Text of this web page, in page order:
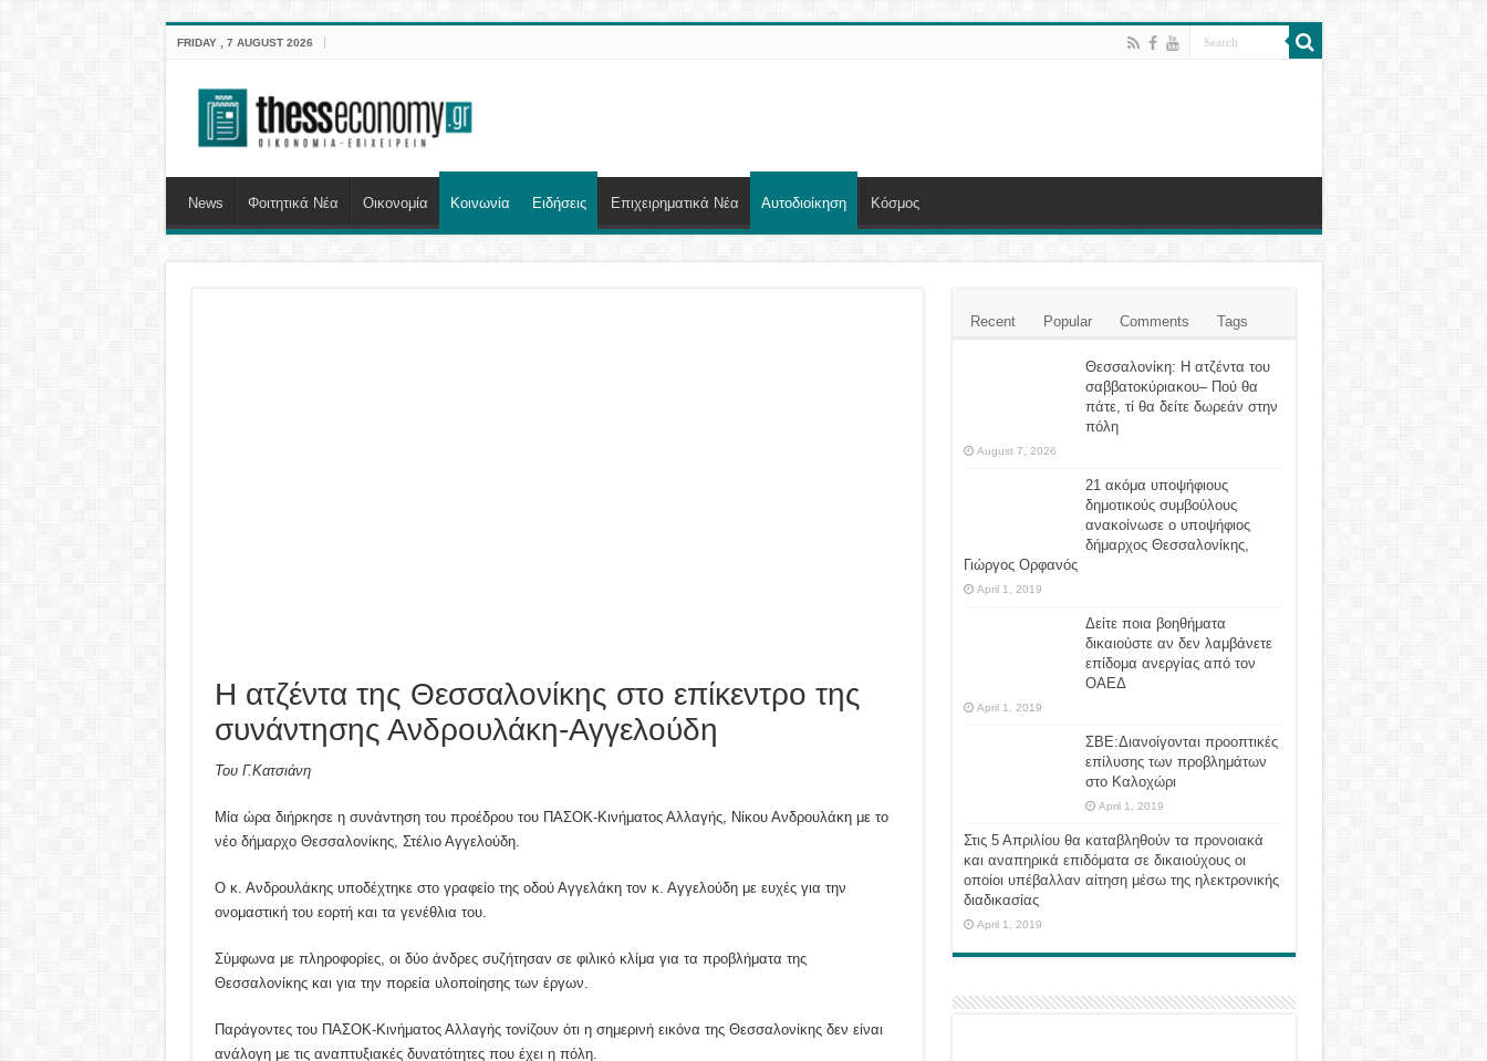
FRIDAY , 7 AUGUST 2026
News Φοιτητικά Νέα Οικονομία Κοινωνία Ειδήσεις Επιχειρηματικά Νέα Αυτοδιοίκηση Κόσμος
Η ατζέντα της Θεσσαλονίκης στο επίκεντρο της
συνάντησης Ανδρουλάκη-Αγγελούδη
Του Γ.Κατσιάνη
Μία ώρα διήρκησε η συνάντηση του προέδρου του ΠΑΣΟΚ-Κινήματος Αλλαγής, Νίκου Ανδρουλάκη με το
νέο δήμαρχο Θεσσαλονίκης, Στέλιο Αγγελούδη.
Ο κ. Ανδρουλάκης υποδέχτηκε στο γραφείο της οδού Αγγελάκη τον κ. Αγγελούδη με ευχές για την
ονομαστική του εορτή και τα γενέθλια του.
Σύμφωνα με πληροφορίες, οι δύο άνδρες συζήτησαν σε φιλικό κλίμα για τα προβλήματα της
Θεσσαλονίκης και για την πορεία υλοποίησης των έργων.
Παράγοντες του ΠΑΣΟΚ-Κινήματος Αλλαγής τονίζουν ότι η σημερινή εικόνα της Θεσσαλονίκης δεν είναι
ανάλογη με τις αναπτυξιακές δυνατότητες που έχει η πόλη.
Recent Popular Comments Tags
Θεσσαλονίκη: Η ατζέντα του
σαββατοκύριακου– Πού θα
πάτε, τί θα δείτε δωρεάν στην
πόλη
August 7, 2026
21 ακόμα υποψήφιους
δημοτικούς συμβούλους
ανακοίνωσε ο υποψήφιος
δήμαρχος Θεσσαλονίκης,
Γιώργος Ορφανός
April 1, 2019
Δείτε ποια βοηθήματα
δικαιούστε αν δεν λαμβάνετε
επίδομα ανεργίας από τον
ΟΑΕΔ
April 1, 2019
ΣΒΕ:Διανοίγονται προοπτικές
επίλυσης των προβλημάτων
στο Καλοχώρι
April 1, 2019
Στις 5 Απριλίου θα καταβληθούν τα προνοιακά
και αναπηρικά επιδόματα σε δικαιούχους οι
οποίοι υπέβαλλαν αίτηση μέσω της ηλεκτρονικής
διαδικασίας
April 1, 2019